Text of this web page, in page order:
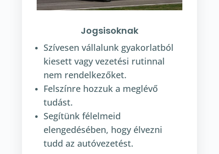
Jogsisoknak
Szívesen vállalunk gyakorlatból
kiesett vagy vezetési rutinnal
nem rendelkezőket.
Felszínre hozzuk a meglévő
tudást.
Segítünk félelmeid
elengedésében, hogy élvezni
tudd az autóvezetést.